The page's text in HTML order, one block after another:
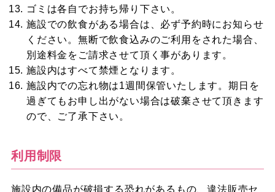
ゴミは各自でお持ち帰り下さい。
施設での飲食がある場合は、必ず予約時にお知らせ
ください。無断で飲食込みのご利用をされた場合、
別途料金をご請求させて頂く事があります。
施設内はすべて禁煙となります。
施設内での忘れ物は1週間保管いたします。期日を
過ぎてもお申し出がない場合は破棄させて頂きます
ので、ご了承下さい。
利用制限
施設内の備品が破損する恐れがあるもの、違法販売セ